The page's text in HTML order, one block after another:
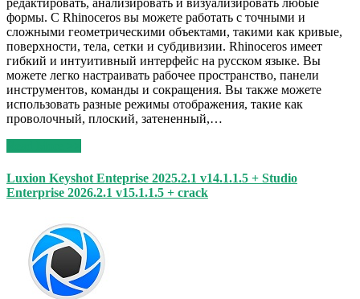
редактировать, анализировать и визуализировать любые
формы. С Rhinoceros вы можете работать с точными и
сложными геометрическими объектами, такими как кривые,
поверхности, тела, сетки и субдивизии. Rhinoceros имеет
гибкий и интуитивный интерфейс на русском языке. Вы
можете легко настраивать рабочее пространство, панели
инструментов, команды и сокращения. Вы также можете
использовать разные режимы отображения, такие как
проволочный, плоский, затененный,…
Luxion Keyshot Enteprise 2025.2.1 v14.1.1.5 + Studio
Enterprise 2026.2.1 v15.1.1.5 + crack